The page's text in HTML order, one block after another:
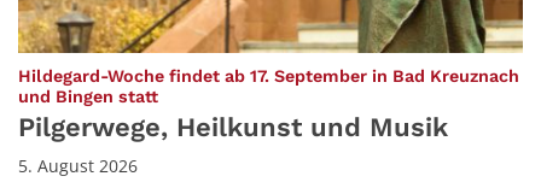
Hildegard-Woche findet ab 17. September in Bad Kreuznach
und Bingen statt
Pilgerwege, Heilkunst und Musik
5. August 2026